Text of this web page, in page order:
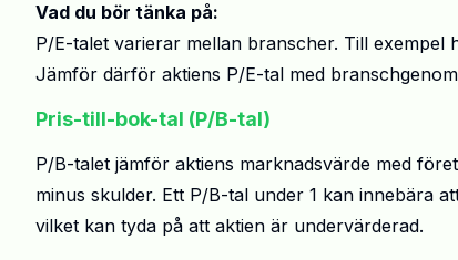
Vad du bör tänka på:
P/E-talet varierar mellan branscher. Till
Jämför därför aktiens P/E-tal med
Pris-till-bok-tal (P/B-tal)
P/B-talet jämför aktiens marknadsvärde med
minus skulder. Ett P/B-tal under 1 kan innebära
vilket kan tyda på att aktien är undervärderad.